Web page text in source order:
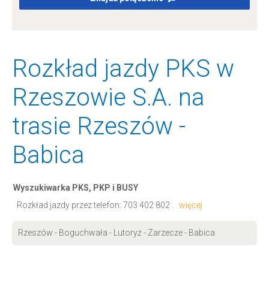
Rozkład jazdy PKS w
Rzeszowie S.A. na
trasie Rzeszów -
Babica
Wyszukiwarka PKS, PKP i BUSY
Rozkład jazdy przez telefon: 703 402 802 ... więcej
Rzeszów - Boguchwała - Lutoryż - Zarzecze - Babica